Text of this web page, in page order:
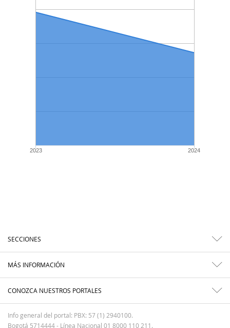
2023 2024
SECCIONES
MÁS INFORMACIÓN
CONOZCA NUESTROS PORTALES
Info general del portal: PBX: 57 (1) 2940100.
Bogotá 5714444 - Línea Nacional 01 8000 110 211.